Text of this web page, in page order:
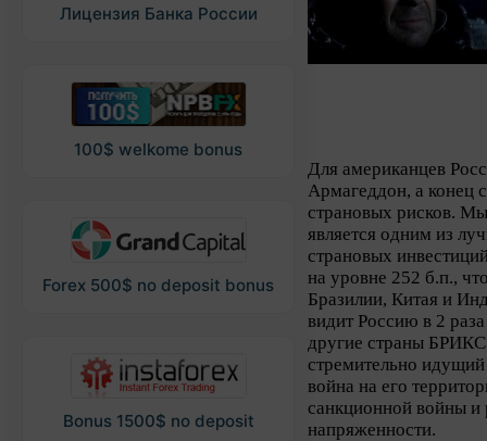
Лицензия Банка России
100$ welkome bonus
Forex 500$ no deposit bonus
Bonus 1500$ no deposit
Для американцев
Армагеддон, а конец
страновых рисков.
является одним из
страновых
на уровне 252 б.п.,
Бразилии, Китая и
видит Россию в 2
другие страны
стремительно
война на его
санкционной войны
напряженности.